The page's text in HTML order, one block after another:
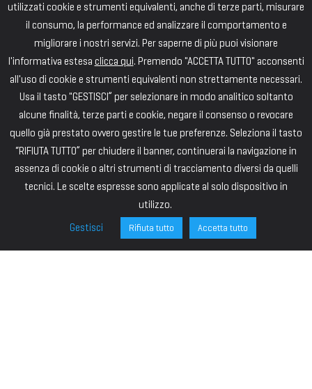
utilizzati cookie e strumenti equivalenti, anche di terze parti, misurare
il consumo, la performance ed analizzare il comportamento e
migliorare i nostri servizi. Per saperne di più puoi visionare
l'informativa estesa clicca qui. Premendo "ACCETTA TUTTO" acconsenti
all'uso di cookie e strumenti equivalenti non strettamente necessari.
Usa il tasto "GESTISCI” per selezionare in modo analitico soltanto
alcune finalità, terze parti e cookie, negare il consenso o revocare
quello già prestato ovvero gestire le tue preferenze. Seleziona il tasto
“RIFIUTA TUTTO” per chiudere il banner, continuerai la navigazione in
assenza di cookie o altri strumenti di tracciamento diversi da quelli
tecnici. Le scelte espresse sono applicate al solo dispositivo in
utilizzo.
Gestisci
Rifiuta tutto Accetta tutto